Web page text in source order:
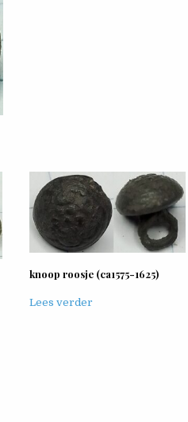
knoop roosje (ca1575-1625)
Lees verder